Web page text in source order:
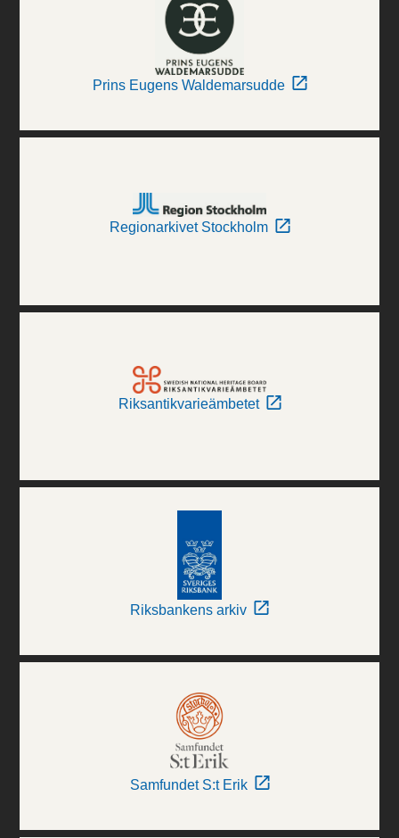
Prins Eugens Waldemarsudde
Regionarkivet Stockholm
Riksantikvarieämbetet
Riksbankens arkiv
Samfundet S:t Erik